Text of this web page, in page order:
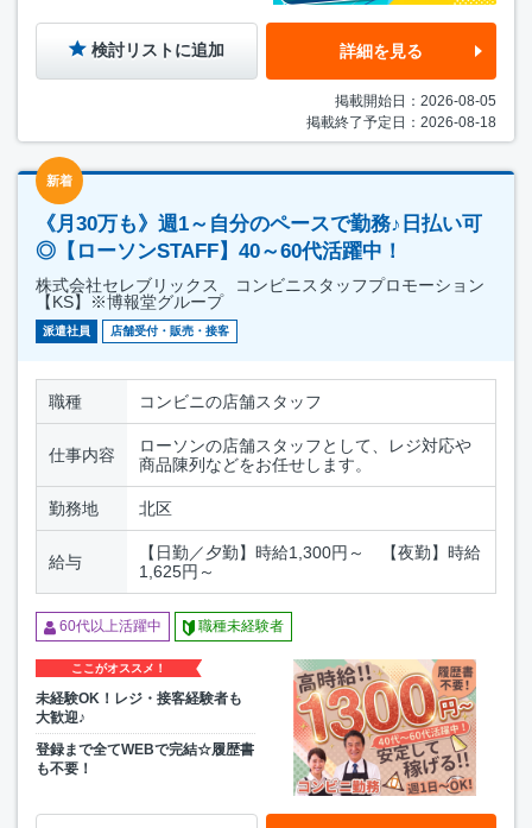
検討リストに追加 詳細を見る
掲載開始日：2026-08-05
掲載終了予定日：2026-08-18
新着
《月30万も》週1～自分のペースで勤務♪日払い可
◎【ローソンSTAFF】40～60代活躍中！
株式会社セレブリックス コンビニスタッフプロモーション
【KS】※博報堂グループ
派遣社員 店舗受付・販売・接客
職種 コンビニの店舗スタッフ
仕事内容
ローソンの店舗スタッフとして、レジ対応や
商品陳列などをお任せします。
勤務地 北区
給与
【日勤／夕勤】時給1,300円～ 【夜勤】時給
1,625円～
60代以上活躍中 職種未経験者
ここがオススメ！
未経験OK！レジ・接客経験者も
大歓迎♪
登録まで全てWEBで完結☆履歴書
も不要！